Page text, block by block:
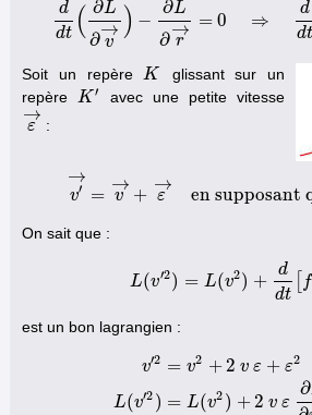
d
dt ( ∂L
∂ v
→ ) −
∂L
∂ r
→ = 0 ⇒
d
dt
ddt ∂ L∂ v→)−∂ L∂ r→ ⇒d ∂L(
Soit un repère K
K
glissant sur un
repère K ′
K′
avec une petite vitesse
ε
→
ε→ :
v′
→
= v
→
+ ε
→
en supposant
v′ →= → →en supposant
On sait que :
L(v′2) = L(v2) +
d
dt
f
L( v′2 )=L(v2) +d dt[f( ,
est un bon lagrangien :
v′2
L(v′2 )
= v2 +2 v ε + ε2
= L(v2 ) +2 v ε
∂
v2 2L )+